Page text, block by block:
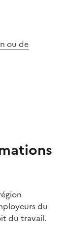
ou de
du
du travail.